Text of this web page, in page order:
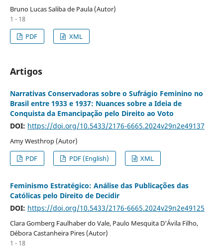
Bruno Lucas Saliba de Paula (Autor)
1 - 18
PDF
XML
Artigos
Narrativas Conservadoras sobre o Sufrágio Feminino no
Brasil entre 1933 e 1937: Nuances sobre a Ideia de
Conquista da Emancipação pelo Direito ao Voto
DOI: https://doi.org/10.5433/2176-6665.2024v29n2e49137
Amy Westhrop (Autor)
PDF
PDF (English) XML
Feminismo Estratégico: Análise das Publicações das
Católicas pelo Direito de Decidir
DOI: https://doi.org/10.5433/2176-6665.2024v29n2e49125
Clara Gomberg Faulhaber do Vale, Paulo Mesquita D'Ávila Filho,
Débora Castanheira Pires (Autor)
1 - 18